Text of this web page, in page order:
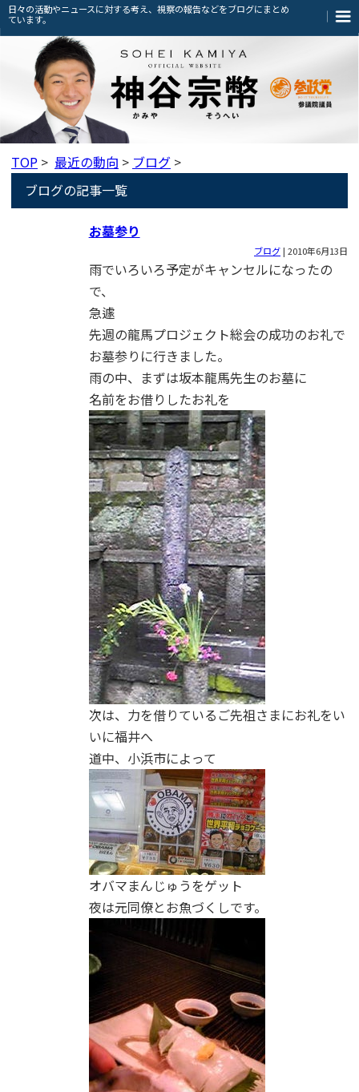
日々の活動やニュースに対する考え、視察の報告などをブログにまとめ
ています。
TOP > 最近の動向 > ブログ >
ブログの記事一覧
お墓参り
ブログ | 2010年6月13日
雨でいろいろ予定がキャンセルになったの
で、
急遽
先週の龍馬プロジェクト総会の成功のお礼で
お墓参りに行きました。
雨の中、まずは坂本龍馬先生のお墓に
名前をお借りしたお礼を
次は、力を借りているご先祖さまにお礼をい
いに福井へ
道中、小浜市によって
オバマまんじゅうをゲット
夜は元同僚とお魚づくしです。